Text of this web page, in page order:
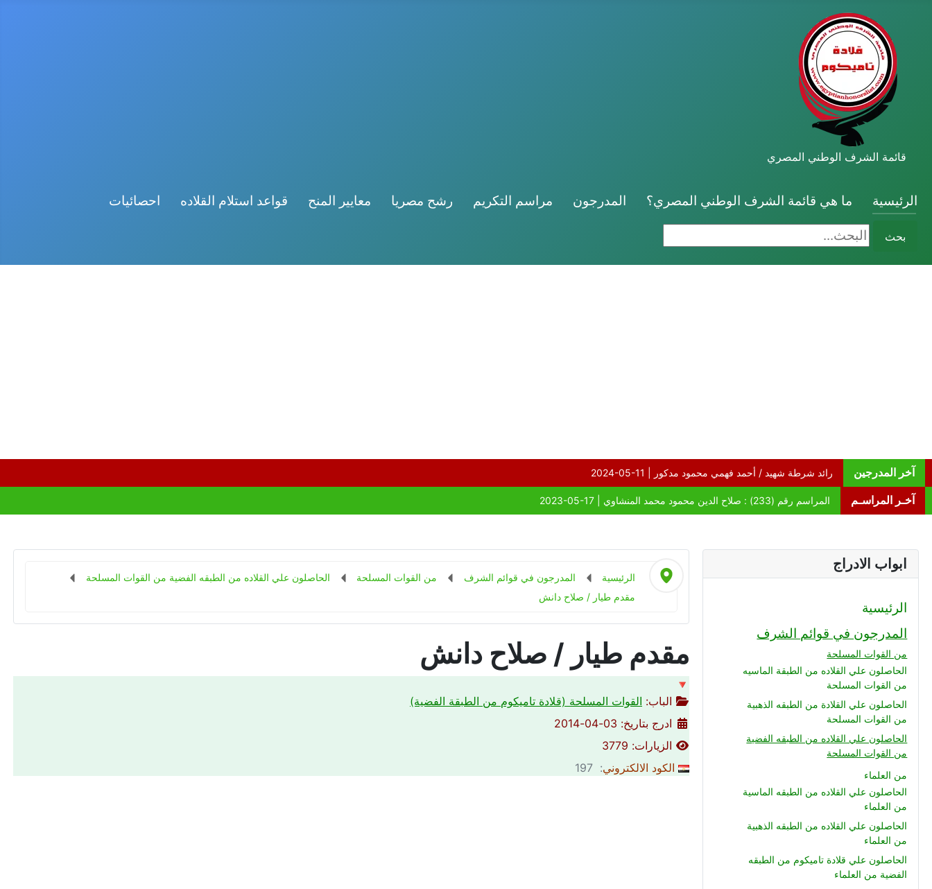
قائمة الشرف الوطني المصري
الرئيسية ما هي قائمة الشرف الوطني المصري؟ المدرجون مراسم التكريم رشح مصريا معايير المنح قواعد استلام القلاده احصائيات
بحث البحث...
آخر المدرجين
آخـر المراسـم
ابواب الادراج
الرئيسية
المدرجون في قوائم الشرف
من القوات المسلحة
الحاصلون علي القلاده من الطبقة الماسيه
من القوات المسلحة
الحاصلون علي القلادة من الطبقه الذهبية
من القوات المسلحة
الحاصلون علي القلاده من الطبقه الفضية
من القوات المسلحة
من العلماء
الحاصلون علي القلاده من الطبقه الماسية
من العلماء
الحاصلون علي القلاده من الطبقه الذهبية
من العلماء
الحاصلون علي قلادة تاميكوم من الطبقه
الفضية من العلماء
الرئيسية المدرجون في قوائم الشرف من القوات المسلحة
الحاصلون علي القلاده من الطبقه الفضية من القوات المسلحة
مقدم طيار / صلاح دانش
مقدم طيار / صلاح دانش
🔻
الباب: القوات المسلحة (قلادة تاميكوم من الطبقة الفضية)
ادرج بتاريخ: 03-04-2014
الزيارات: 3779
الكود الالكتروني: 197